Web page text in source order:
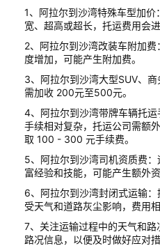
1、阿拉尔到沙湾特殊车型加
宽、超高或超长，托运费用会进
2、阿拉尔到沙湾改装车附加
度增加，可能产生附加费。
3、阿拉尔到沙湾大型SUV、商
需加收 200元至500元。
4、阿拉尔到沙湾带牌车辆托运
手续相对复杂，托运公司需额
取 100 - 300 元手续费。
5、阿拉尔到沙湾司机资质费
富经验和技能，可能产生额外资
6、阿拉尔到沙湾封闭式运输
受天气和道路灰尘影响，费用相
7、关注运输过程中的天气和
路况信息，以便及时做好应对措